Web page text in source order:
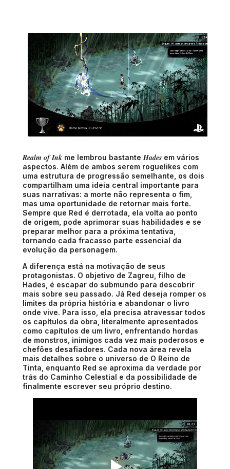
Realm of Ink me lembrou bastante Hades em vários
aspectos. Além de ambos serem roguelikes com
uma estrutura de progressão semelhante, os dois
compartilham uma ideia central importante para
suas narrativas: a morte não representa o fim,
mas uma oportunidade de retornar mais forte.
Sempre que Red é derrotada, ela volta ao ponto
de origem, pode aprimorar suas habilidades e se
preparar melhor para a próxima tentativa,
tornando cada fracasso parte essencial da
evolução da personagem.
A diferença está na motivação de seus
protagonistas. O objetivo de Zagreu, filho de
Hades, é escapar do submundo para descobrir
mais sobre seu passado. Já Red deseja romper os
limites da própria história e abandonar o livro
onde vive. Para isso, ela precisa atravessar todos
os capítulos da obra, literalmente apresentados
como capítulos de um livro, enfrentando hordas
de monstros, inimigos cada vez mais poderosos e
chefões desafiadores. Cada nova área revela
mais detalhes sobre o universo de O Reino de
Tinta, enquanto Red se aproxima da verdade por
trás do Caminho Celestial e da possibilidade de
finalmente escrever seu próprio destino.